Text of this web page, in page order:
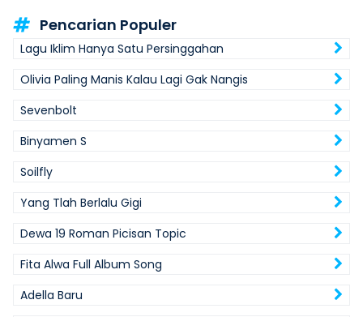
Pencarian Populer
Lagu Iklim Hanya Satu Persinggahan
Olivia Paling Manis Kalau Lagi Gak Nangis
Sevenbolt
Binyamen S
Soilfly
Yang Tlah Berlalu Gigi
Dewa 19 Roman Picisan Topic
Fita Alwa Full Album Song
Adella Baru